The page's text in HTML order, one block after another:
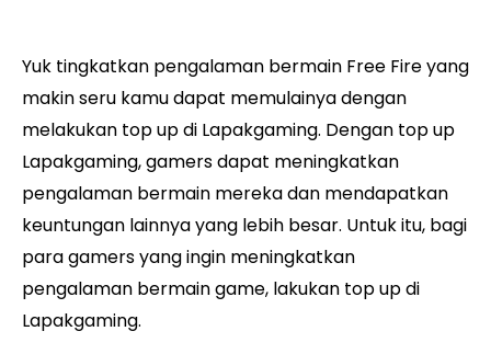
Yuk tingkatkan pengalaman bermain Free Fire yang
makin seru kamu dapat memulainya dengan
melakukan top up di Lapakgaming. Dengan top up
Lapakgaming, gamers dapat meningkatkan
pengalaman bermain mereka dan mendapatkan
keuntungan lainnya yang lebih besar. Untuk itu, bagi
para gamers yang ingin meningkatkan
pengalaman bermain game, lakukan top up di
Lapakgaming.